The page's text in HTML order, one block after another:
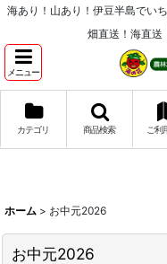
海あり！山あり！伊豆半島でい
畑直送！海直送
メニュー
カテゴリ 商品検索 ご利
ホーム > お中元2026
お中元2026